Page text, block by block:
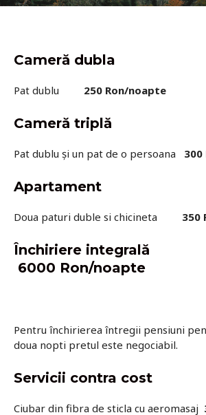
Cameră dubla
Pat dublu 250 Ron/noapte
Cameră triplă
Pat dublu și un pat de o persoana
Apartament
Doua paturi duble si chicineta 350
Închiriere integrală
6000 Ron/noapte
Pentru închirierea întregii pensiuni
doua nopti pretul este negociabil.
Servicii contra cost
Ciubar din fibra de sticla cu aeromasaj